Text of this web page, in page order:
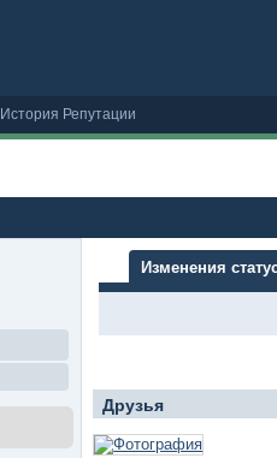
История Репутации
Изменения
Друзья